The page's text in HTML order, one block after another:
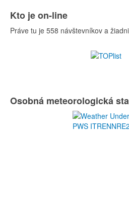
Kto je on-line
Práve tu je 558 návštevníkov a
Osobná meteorologická